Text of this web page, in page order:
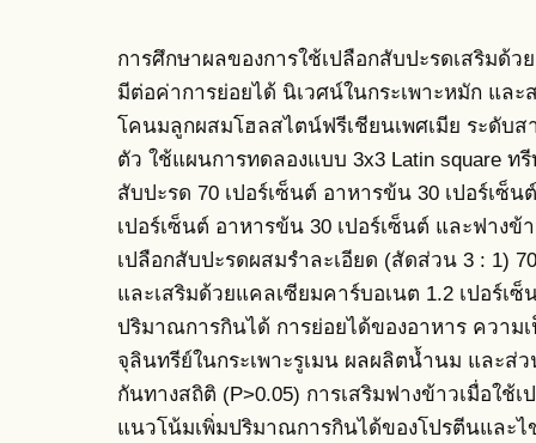
การศึกษาผลของการใช้เปลือกสับปะรดเสริมด้
มีต่อค่าการย่อยได้ นิเวศน์ในกระเพาะหมัก แล
โคนมลูกผสมโฮลสไตน์ฟรีเชียนเพศเมีย ระดับส
ตัว ใช้แผนการทดลองแบบ 3x3 Latin square ท
สับปะรด 70 เปอร์เซ็นต์ อาหารข้น 30 เปอร์เซ็น
เปอร์เซ็นต์ อาหารข้น 30 เปอร์เซ็นต์ และฟางข้
เปลือกสับปะรดผสมรำละเอียด (สัดส่วน 3 : 1)
และเสริมด้วยแคลเซียมคาร์บอเนต 1.2 เปอร์เ
ปริมาณการกินได้ การย่อยได้ของอาหาร ความ
จุลินทรีย์ในกระเพาะรูเมน ผลผลิตน้ำนม และส่
กันทางสถิติ (P>0.05) การเสริมฟางข้าวเมื่อใช้
แนวโน้มเพิ่มปริมาณการกินได้ของโปรตีนและ